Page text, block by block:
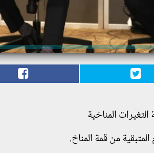
المناخية
من قمة المناخ.